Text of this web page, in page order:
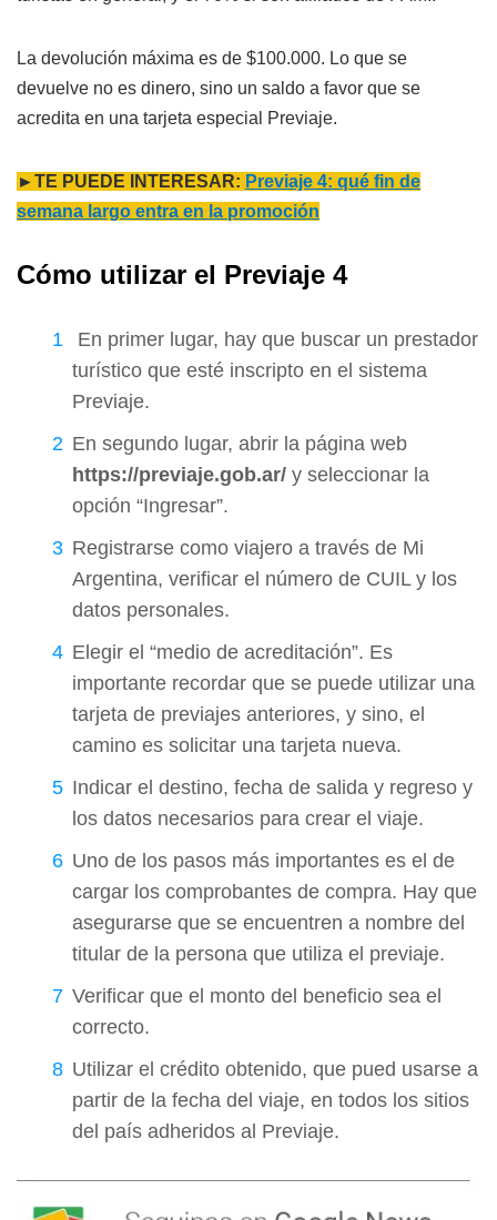
La devolución máxima es de $100.000. Lo que se
devuelve no es dinero, sino un saldo a favor que se
acredita en una tarjeta especial Previaje.
►TE PUEDE INTERESAR: Previaje 4: qué fin de
semana largo entra en la promoción
Cómo utilizar el Previaje 4
En primer lugar, hay que buscar un prestador
turístico que esté inscripto en el sistema
Previaje.
En segundo lugar, abrir la página web
https://previaje.gob.ar/ y seleccionar la
opción “Ingresar”.
Registrarse como viajero a través de Mi
Argentina, verificar el número de CUIL y los
datos personales.
Elegir el “medio de acreditación”. Es
importante recordar que se puede utilizar una
tarjeta de previajes anteriores, y sino, el
camino es solicitar una tarjeta nueva.
Indicar el destino, fecha de salida y regreso y
los datos necesarios para crear el viaje.
Uno de los pasos más importantes es el de
cargar los comprobantes de compra. Hay que
asegurarse que se encuentren a nombre del
titular de la persona que utiliza el previaje.
Verificar que el monto del beneficio sea el
correcto.
Utilizar el crédito obtenido, que pued usarse a
partir de la fecha del viaje, en todos los sitios
del país adheridos al Previaje.